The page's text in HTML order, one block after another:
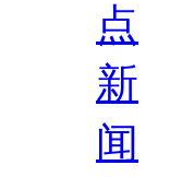
点
新
闻